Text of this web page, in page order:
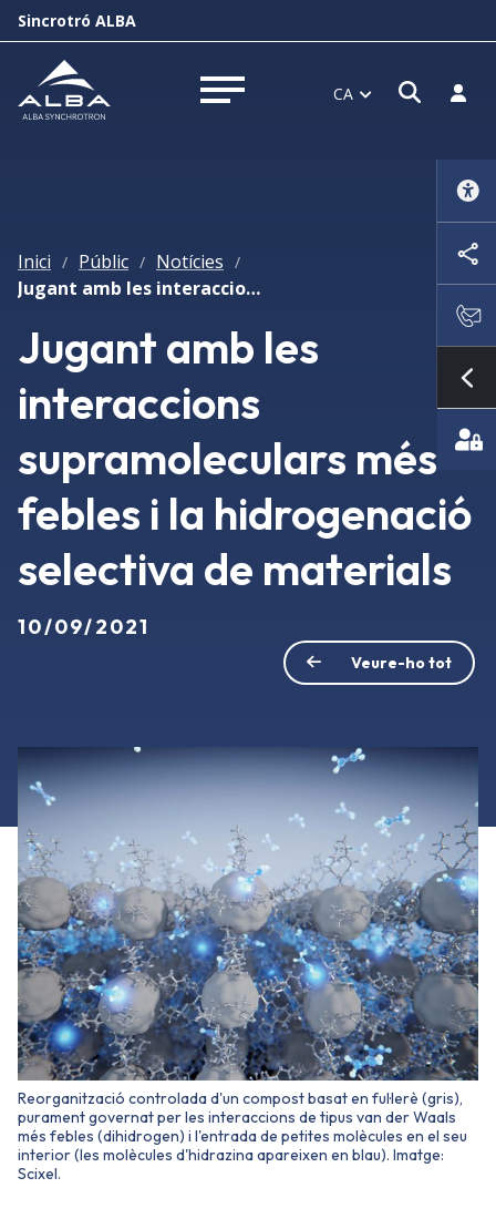
Sincrotró ALBA
Obrir menú CA Obrir
Inici / Públic / Notícies /
Jugant amb les interaccions supramoleculars més febles i la hidrogenació selectiva de materials
Jugant amb les
interaccions
supramoleculars més
febles i la hidrogenació
selectiva de materials
10/09/2021
Veure-ho tot
Reorganització controlada d'un compost basat en ful·lerè (gris),
purament governat per les interaccions de tipus van der Waals
més febles (dihidrogen) i l'entrada de petites molècules en el seu
interior (les molècules d'hidrazina apareixen en blau). Imatge:
Scixel.